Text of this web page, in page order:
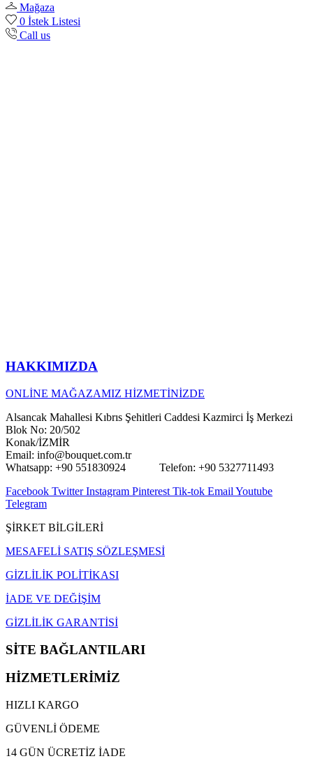
Mağaza
0 İstek Listesi
Call us
HAKKIMIZDA
ONLİNE MAĞAZAMIZ HİZMETİNİZDE
Alsancak Mahallesi Kıbrıs Şehitleri Caddesi Kazmirci İş Merkezi
Blok No: 20/502
Konak/İZMİR
Email: info@bouquet.com.tr
Whatsapp: +90 551830924 Telefon: +90 5327711493
Facebook Twitter Instagram Pinterest Tik-tok Email Youtube
Telegram
ŞİRKET BİLGİLERİ
MESAFELİ SATIŞ SÖZLEŞMESİ
GİZLİLİK POLİTİKASI
İADE VE DEĞİŞİM
GİZLİLİK GARANTİSİ
SİTE BAĞLANTILARI
HİZMETLERİMİZ
HIZLI KARGO
GÜVENLİ ÖDEME
14 GÜN ÜCRETİZ İADE